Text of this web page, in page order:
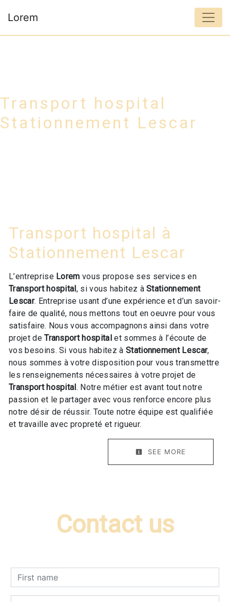
Lorem
Transport hospital
Stationnement Lescar
Transport hospital à
Stationnement Lescar
L’entreprise Lorem vous propose ses services en
Transport hospital, si vous habitez àStationnement
Lescar. Entreprise usant d’une expérience et d’un savoir-
faire de qualité, nous mettons tout en oeuvre pour vous
satisfaire. Nous vous accompagnons ainsi dans votre
projet deTransport hospitalet sommes à l’écoute de
vos besoins. Si vous habitez à Stationnement Lescar,
nous sommes à votre disposition pour vous transmettre
les renseignements nécessaires à votre projet de
Transport hospital. Notre métier est avant tout notre
passion et le partager avec vous renforce encore plus
notre désir de réussir. Toute notre équipe est qualifiée
et travaille avec propreté et rigueur.
SEE MORE
Contact us